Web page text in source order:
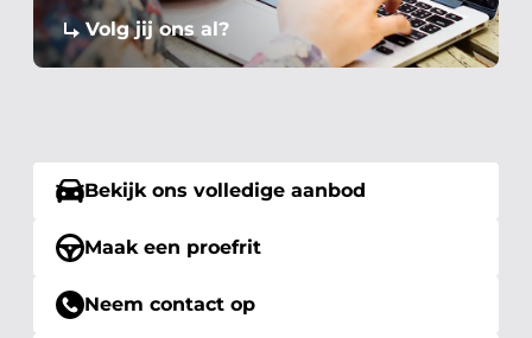
Volg jij ons al?
Bekijk ons volledige aanbod
Maak een proefrit
Neem contact op